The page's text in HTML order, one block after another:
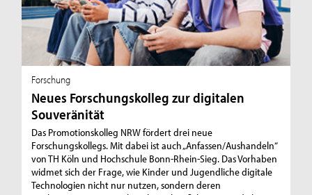
Forschung
Neues Forschungskolleg zur digitalen
Souveränität
Das Promotionskolleg NRW fördert drei neue
Forschungskollegs. Mit dabei ist auch „Anfassen/Aushandeln“
von TH Köln und Hochschule Bonn-Rhein-Sieg. Das Vorhaben
widmet sich der Frage, wie Kinder und Jugendliche digitale
Technologien nicht nur nutzen, sondern deren